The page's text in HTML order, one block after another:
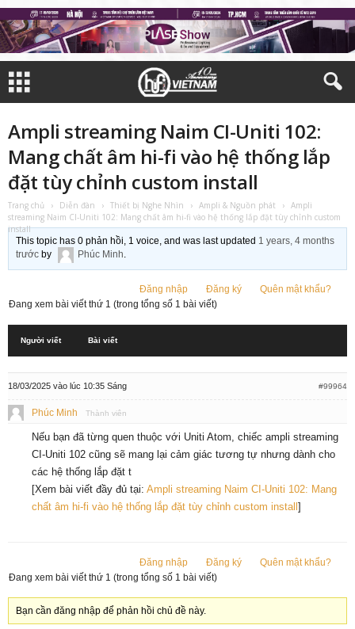
Ampli streaming Naim CI-Uniti 102:
Mang chất âm hi-fi vào hệ thống lắp
đặt tùy chỉnh custom install
Trang chủ › Diễn đàn › Thiết bị Nghe Nhìn › Ampli & Nguồn phát › Ampli
streaming Naim CI-Uniti 102: Mang chất âm hi-fi vào hệ thống lắp đặt tùy chỉnh custom
install
This topic has 0 phản hồi, 1 voice, and was last updated 1 years, 4 months
trước by Phúc Minh.
Đăng nhập Đăng ký
Quên mật khẩu?
Đang xem bài viết thứ 1 (trong tổng số 1 bài viết)
Người viết Bài viết
18/03/2025 vào lúc 10:35 Sáng #99964
Phúc Minh Thành viên
Nếu bạn đã từng quen thuộc với Uniti Atom, chiếc ampli streaming
CI-Uniti 102 cũng sẽ mang lại cảm giác tương tự nhưng dành cho
các hệ thống lắp đặt t
[Xem bài viết đầy đủ tại: Ampli streaming Naim CI-Uniti 102: Mang
chất âm hi-fi vào hệ thống lắp đặt tùy chỉnh custom install ]
Đăng nhập Đăng ký
Quên mật khẩu?
Đang xem bài viết thứ 1 (trong tổng số 1 bài viết)
Bạn cần đăng nhập để phản hồi chủ đề này.